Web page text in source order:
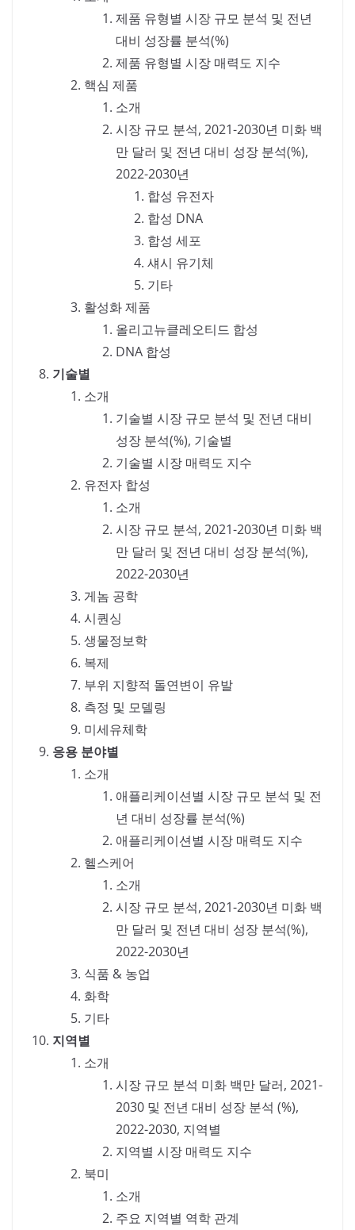
제품 유형별 시장 규모 분석 및 전년
대비 성장률 분석(%)
제품 유형별 시장 매력도 지수
핵심 제품
소개
시장 규모 분석, 2021-2030년 미화 백
만 달러 및 전년 대비 성장 분석(%),
2022-2030년
합성 유전자
합성 DNA
합성 세포
섀시 유기체
기타
활성화 제품
올리고뉴클레오티드 합성
DNA 합성
기술별
소개
기술별 시장 규모 분석 및 전년 대비
성장 분석(%), 기술별
기술별 시장 매력도 지수
유전자 합성
소개
시장 규모 분석, 2021-2030년 미화 백
만 달러 및 전년 대비 성장 분석(%),
2022-2030년
게놈 공학
시퀀싱
생물정보학
복제
부위 지향적 돌연변이 유발
측정 및 모델링
미세유체학
응용 분야별
소개
애플리케이션별 시장 규모 분석 및 전
년 대비 성장률 분석(%)
애플리케이션별 시장 매력도 지수
헬스케어
소개
시장 규모 분석, 2021-2030년 미화 백
만 달러 및 전년 대비 성장 분석(%),
2022-2030년
식품 & 농업
화학
기타
지역별
소개
시장 규모 분석 미화 백만 달러, 2021-
2030 및 전년 대비 성장 분석 (%),
2022-2030, 지역별
지역별 시장 매력도 지수
북미
소개
주요 지역별 역학 관계